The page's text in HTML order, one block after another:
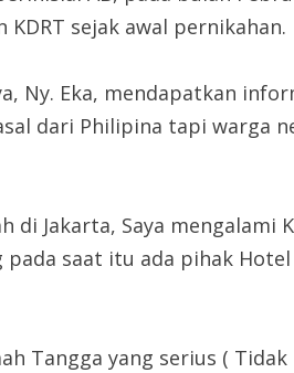
sejak awal pernikahan.
Ny. Eka, mendapatkan
dari Philipina tapi warga
di Jakarta, Saya mengalami
saat itu ada pihak Hotel
Tangga yang serius ( Tidak